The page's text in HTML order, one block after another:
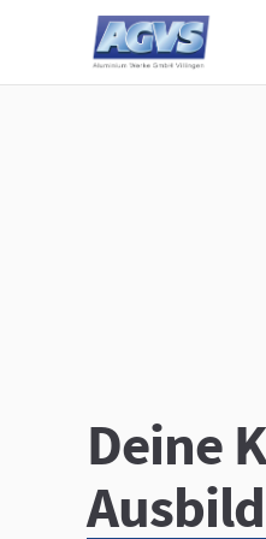
Deine